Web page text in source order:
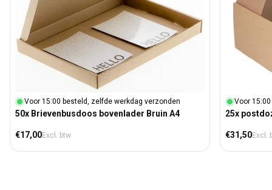
Voor 15:00 besteld, zelfde werkdag verzonden
50x Brievenbusdoos bovenlader Bruin A4
Normale prijs
€17,00Excl. btw
Voor
25x
Normale
€31,50Excl.